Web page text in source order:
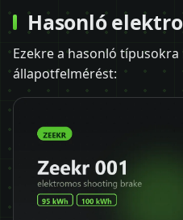
Hasonló
Ezekre a hasonló
állapotfelmérést: